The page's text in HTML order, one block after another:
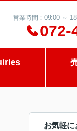
営業時間：09:00 ～
072-
お気軽に